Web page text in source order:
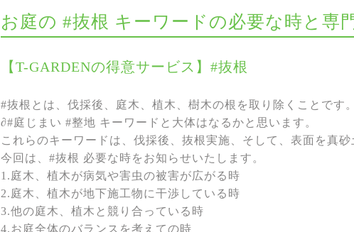
お庭の #抜根 キーワードの必要な時と専
【T-GARDENの得意サービス】#抜根
#抜根とは、伐採後、庭木、植木、樹木の根を取り除くことです。
∂#庭じまい #整地 キーワードと大体はなるかと思います。
これらのキーワードは、伐採後、抜根実施、そして、表面を真砂
今回は、#抜根 必要な時をお知らせいたします。
1.庭木、植木が病気や害虫の被害が広がる時
2.庭木、植木が地下施工物に干渉している時
3.他の庭木、植木と競り合っている時
4.お庭全体のバランスを考えての時